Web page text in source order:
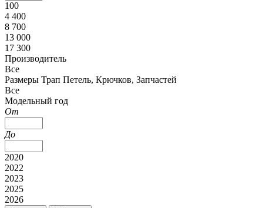
100
4 400
8 700
13 000
17 300
Производитель
Все
Размеры Трап Петель, Крючков, Запчастей
Все
Модельный год
От
До
2020
2022
2023
2025
2026